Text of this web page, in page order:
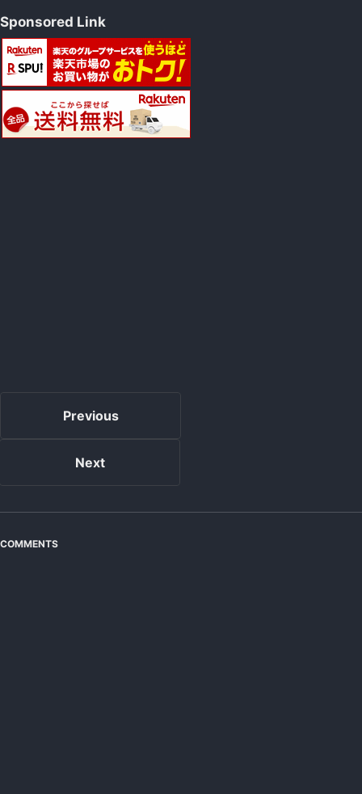
Sponsored Link
Previous
Next
COMMENTS